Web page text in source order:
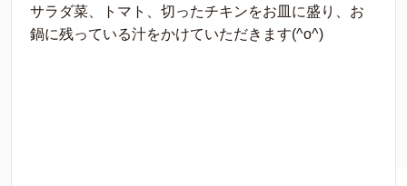
サラダ菜、トマト、切ったチキンをお皿に盛り、お
鍋に残っている汁をかけていただきます(^o^)